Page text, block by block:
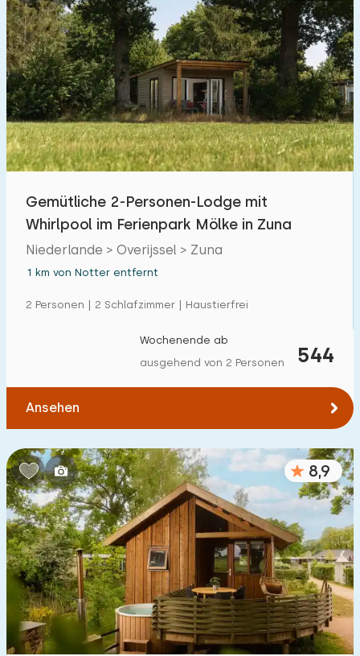
Zu öffentlichen Verkehrsmitteln(max. km):
0,2 0,5 1 2 5
Unterkunft
Nicht im Ferienpark 2
Im Ferienpark
Einfamilienhaus
Ferienbauernhof
Villa
Ferienwohnung
Kindermöbel 1
Eingezäunter Garten 0
Spielgeräte im Garten 2
Hallenbad 14
Freibad 9
Kinderanimation 17
Kindereinrichtungen im Park 17
Gemütliche 2-Personen-Lodge mit
Whirlpool im Ferienpark Mölke in Zuna
Niederlande > Overijssel > Zuna
1 km von Notter entfernt
2 Personen | 2 Schlafzimmer | Haustierfrei
544
Wochenende ab
ausgehend von 2 Personen
Ansehen
8,9